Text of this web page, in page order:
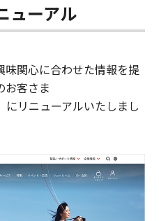
ューアル
関心に合わせた情報を提
お客さま
にリニューアルいたしまし